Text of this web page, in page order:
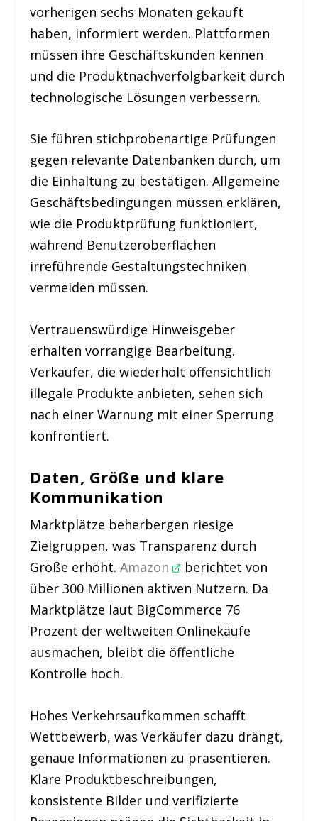
vorherigen sechs Monaten gekauft
haben, informiert werden. Plattformen
müssen ihre Geschäftskunden kennen
und die Produktnachverfolgbarkeit durch
technologische Lösungen verbessern.
Sie führen stichprobenartige Prüfungen
gegen relevante Datenbanken durch, um
die Einhaltung zu bestätigen. Allgemeine
Geschäftsbedingungen müssen erklären,
wie die Produktprüfung funktioniert,
während Benutzeroberflächen
irreführende Gestaltungstechniken
vermeiden müssen.
Vertrauenswürdige Hinweisgeber
erhalten vorrangige Bearbeitung.
Verkäufer, die wiederholt offensichtlich
illegale Produkte anbieten, sehen sich
nach einer Warnung mit einer Sperrung
konfrontiert.
Daten, Größe und klare
Kommunikation
Marktplätze beherbergen riesige
Zielgruppen, was Transparenz durch
Größe erhöht.Amazon
berichtet von
über 300 Millionen aktiven Nutzern. Da
Marktplätze laut BigCommerce 76
Prozent der weltweiten Onlinekäufe
ausmachen, bleibt die öffentliche
Kontrolle hoch.
Hohes Verkehrsaufkommen schafft
Wettbewerb, was Verkäufer dazu drängt,
genaue Informationen zu präsentieren.
Klare Produktbeschreibungen,
konsistente Bilder und verifizierte